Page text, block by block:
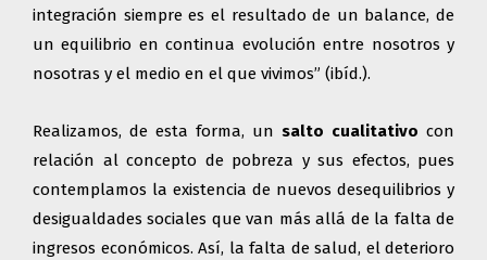
integración siempre es el resultado de un balance, de
un equilibrio en continua evolución entre nosotros y
nosotras y el medio en el que vivimos” (ibíd.).
Realizamos, de esta forma, un salto cualitativo con
relación al concepto de pobreza y sus efectos, pues
contemplamos la existencia de nuevos desequilibrios y
desigualdades sociales que van más allá de la falta de
ingresos económicos. Así, la falta de salud, el deterioro